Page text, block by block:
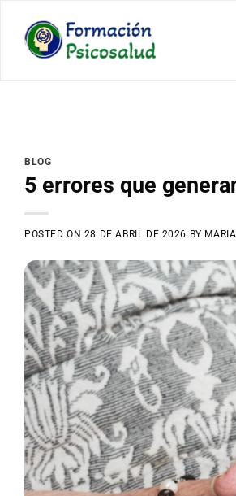
contenido
BLOG
5 errores que
POSTED ON 28 DE ABRIL DE 2026 BY